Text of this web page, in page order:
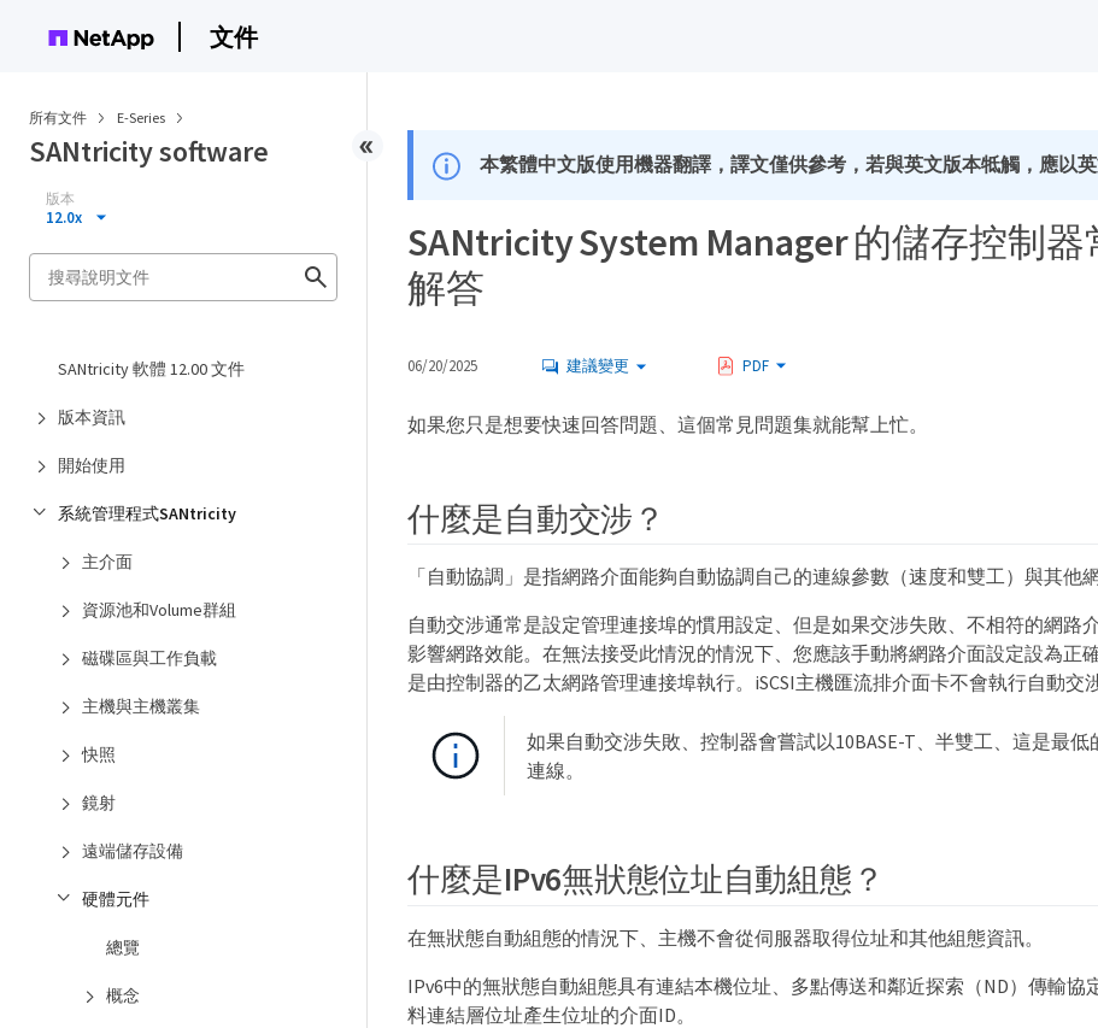
文件
所有文件 E-Series
SANtricity software
版本
12.0x
SANtricity 軟體 12.00 文件
版本資訊
開始使用
系統管理程式SANtricity
主介面
資源池和Volume群組
磁碟區與工作負載
主機與主機叢集
快照
鏡射
遠端儲存設備
硬體元件
總覽
概念
本繁體中文版使用機器翻譯，譯文僅供參考，若與英文版本牴觸，應以英
SANtricity System Manager 的儲存控制
解答
06/20/2025 建議變更 PDF
如果您只是想要快速回答問題、這個常見問題集就能幫上忙。
什麼是自動交涉？
「自動協調」是指網路介面能夠自動協調自己的連線參數（速度和雙工）與其他網
自動交涉通常是設定管理連接埠的慣用設定、但是如果交涉失敗、不相符的網路
影響網路效能。在無法接受此情況的情況下、您應該手動將網路介面設定設為正
是由控制器的乙太網路管理連接埠執行。iSCSI主機匯流排介面卡不會執行自動交涉
如果自動交涉失敗、控制器會嘗試以10BASE-T、半雙工、這是最低
連線。
什麼是IPv6無狀態位址自動組態？
在無狀態自動組態的情況下、主機不會從伺服器取得位址和其他組態資訊。
IPv6中的無狀態自動組態具有連結本機位址、多點傳送和鄰近探索（ND）傳輸協
料連結層位址產生位址的介面ID。